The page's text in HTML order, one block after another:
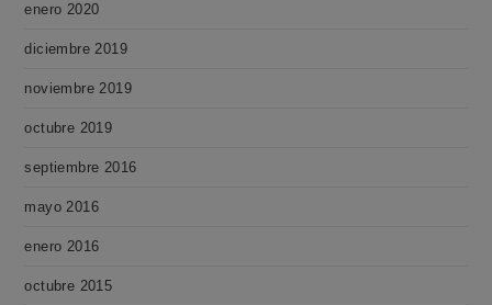
enero 2020
diciembre 2019
noviembre 2019
octubre 2019
septiembre 2016
mayo 2016
enero 2016
octubre 2015